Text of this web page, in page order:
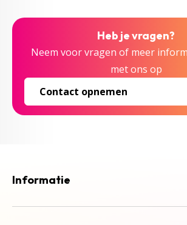
Heb je vragen?
Neem voor vragen of meer
met ons op
Contact opnemen
Informatie